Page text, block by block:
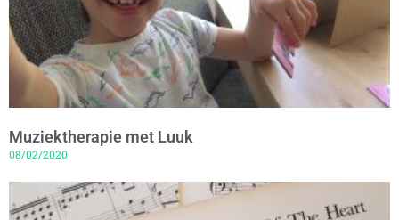
Muziektherapie met Luuk
08/02/2020